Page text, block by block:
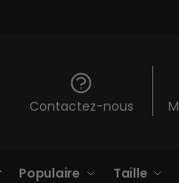
Contactez-nous
Populaire Taille